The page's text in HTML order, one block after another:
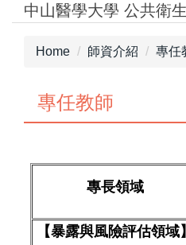
Jump中山醫學大學 公共衛
Home 師資介紹 專任
專任教師
專長領域
【暴露與風險評估領域】